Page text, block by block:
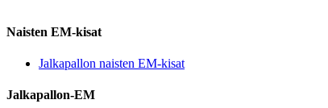
Naisten EM-kisat
Jalkapallon naisten EM-kisat
Jalkapallon-EM